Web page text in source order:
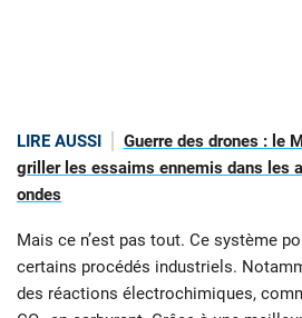
LIRE AUSSI
Guerre des drones : le
griller les essaims ennemis dans les
ondes
Mais ce n’est pas tout. Ce système
certains procédés industriels.
des réactions électrochimiques,